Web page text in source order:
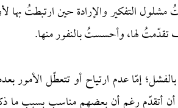
مشلول التفكير والإرادة حين ارتبطتُ
تقدّمتُ لها، وأحسستُ بالنفور منها.
إمّا عدم ارتياح أو تتعطّل الأمور
أن أتقدّم رغم أن بعضهم مناسب بسبب